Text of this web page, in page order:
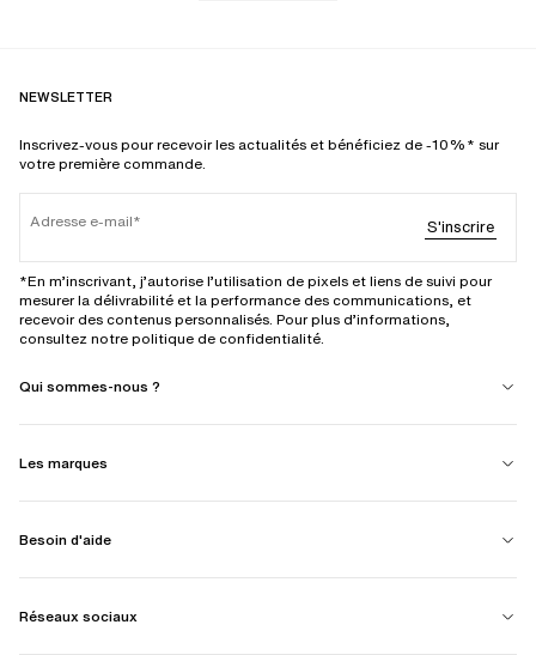
NEWSLETTER
Inscrivez-vous pour recevoir les actualités et bénéficiez de -10%* sur
votre première commande.
Adresse e-mail S'inscrire
*En m’inscrivant, j’autorise l’utilisation de pixels et liens de suivi pour
mesurer la délivrabilité et la performance des communications, et
recevoir des contenus personnalisés. Pour plus d’informations,
consultez notre politique de confidentialité.
Qui sommes-nous ?
Les marques
Besoin d'aide
Réseaux sociaux